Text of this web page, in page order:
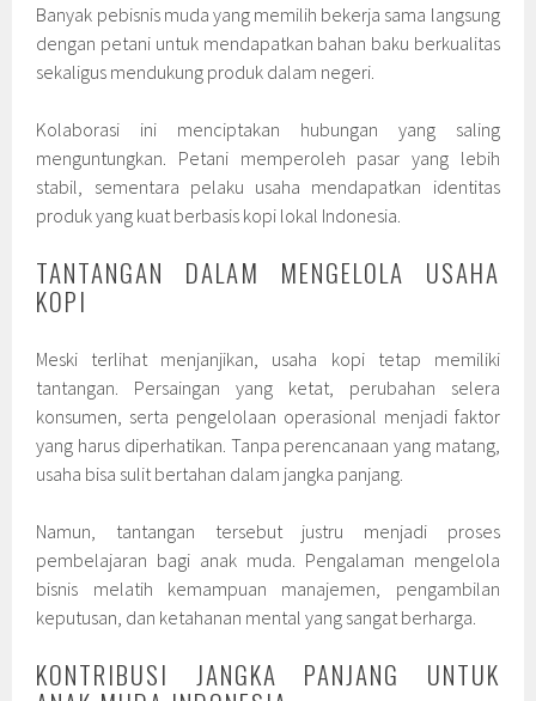
Banyak pebisnis muda yang memilih bekerja sama langsung
dengan petani untuk mendapatkan bahan baku berkualitas
sekaligus mendukung produk dalam negeri.
Kolaborasi ini menciptakan hubungan yang saling
menguntungkan. Petani memperoleh pasar yang lebih
stabil, sementara pelaku usaha mendapatkan identitas
produk yang kuat berbasis kopi lokal Indonesia.
TANTANGAN DALAM MENGELOLA USAHA
KOPI
Meski terlihat menjanjikan, usaha kopi tetap memiliki
tantangan. Persaingan yang ketat, perubahan selera
konsumen, serta pengelolaan operasional menjadi faktor
yang harus diperhatikan. Tanpa perencanaan yang matang,
usaha bisa sulit bertahan dalam jangka panjang.
Namun, tantangan tersebut justru menjadi proses
pembelajaran bagi anak muda. Pengalaman mengelola
bisnis melatih kemampuan manajemen, pengambilan
keputusan, dan ketahanan mental yang sangat berharga.
KONTRIBUSI JANGKA PANJANG UNTUK